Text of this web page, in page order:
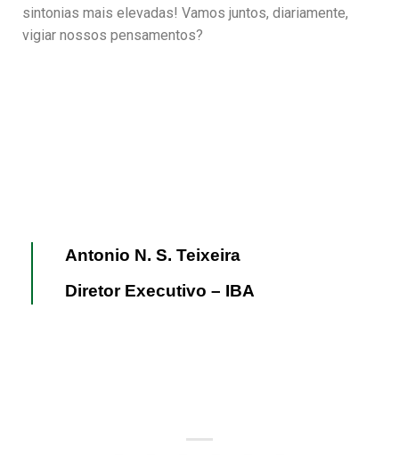
sintonias mais elevadas! Vamos juntos, diariamente,
vigiar nossos pensamentos?
Antonio N. S. Teixeira
Diretor Executivo – IBA